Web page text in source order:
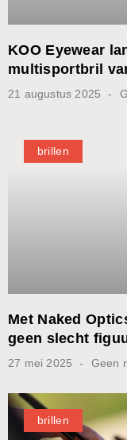
KOO Eyewear
multisportbril
21 augustus 2025
brillen
Met Naked
geen slecht
27 mei 2025 Geen
brillen